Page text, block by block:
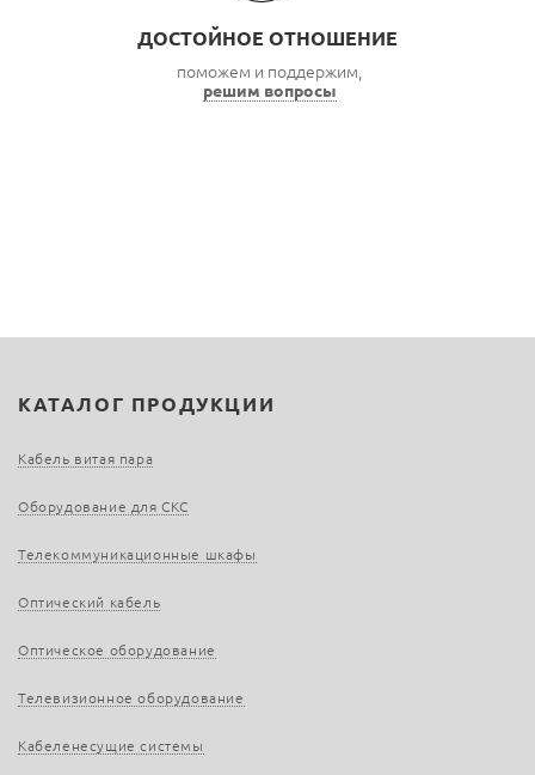
ДОСТОЙНОЕ ОТНОШЕНИЕ
поможем и поддержим,
решим вопросы
КАТАЛОГ ПРОДУКЦИИ
Кабель витая пара
Оборудование для СКС
Телекоммуникационные шкафы
Оптический кабель
Оптическое оборудование
Телевизионное оборудование
Кабеленесущие системы